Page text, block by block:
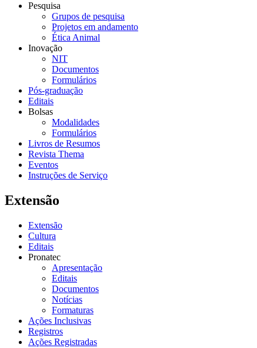
Pesquisa
Grupos de pesquisa
Projetos em andamento
Ética Animal
Inovação
NIT
Documentos
Formulários
Pós-graduação
Editais
Bolsas
Modalidades
Formulários
Livros de Resumos
Revista Thema
Eventos
Instruções de Serviço
Extensão
Extensão
Cultura
Editais
Pronatec
Apresentação
Editais
Documentos
Notícias
Formaturas
Ações Inclusivas
Registros
Ações Registradas